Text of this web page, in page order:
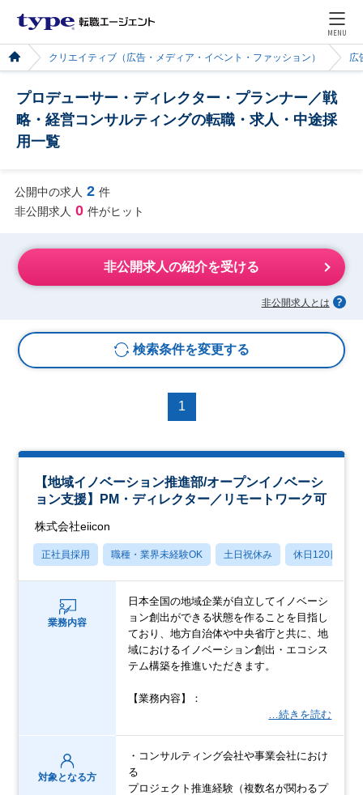
MENU
クリエイティブ（広告・メディア・イベント・ファッション） 広
プロデューサー・ディレクター・プランナー／戦
略・経営コンサルティングの転職・求人・中途採
用一覧
公開中の求人 2 件
非公開求人 0 件がヒット
非公開求人の紹介を受ける
非公開求人とは
検索条件を変更する
1
【地域イノベーション推進部/オープンイノベーシ
ョン支援】PM・ディレクター／リモートワーク可
株式会社eiicon
正社員採用 職種・業界未経験OK 土日祝休み 休日120日以上
業務内容
日本全国の地域企業が自立してイノベーシ
ョン創出ができる状態を作ることを目指し
ており、地方自治体や中央省庁と共に、地
域におけるイノベーション創出・エコシス
テム構築を推進いただきます。
【業務内容】：
…続きを読む
対象となる方
・コンサルティング会社や事業会社におけ
る
プロジェクト推進経験（複数名が関わるプ